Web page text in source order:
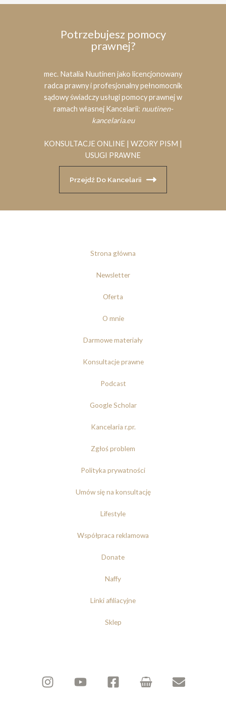
Potrzebujesz pomocy
prawnej?
mec. Natalia Nuutinen jako licencjonowany
radca prawny i profesjonalny pełnomocnik
sądowy świadczy usługi pomocy prawnej w
ramach własnej Kancelarii: nuutinen-
kancelaria.eu
KONSULTACJE ONLINE | WZORY PISM |
USUGI PRAWNE
Przejdź Do Kancelarii
Strona główna
Newsletter
Oferta
O mnie
Darmowe materiały
Konsultacje prawne
Podcast
Google Scholar
Kancelaria r.pr.
Zgłoś problem
Polityka prywatności
Umów się na konsultację
Lifestyle
Współpraca reklamowa
Donate
Naffy
Linki afiliacyjne
Sklep